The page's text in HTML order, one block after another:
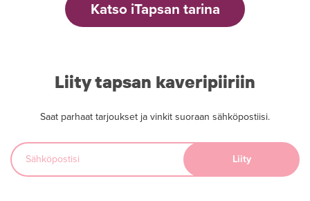
Katso iTapsan tarina
Liity tapsan kaveripiiriin
Saat parhaat tarjoukset ja vinkit suoraan sähköpostiisi.